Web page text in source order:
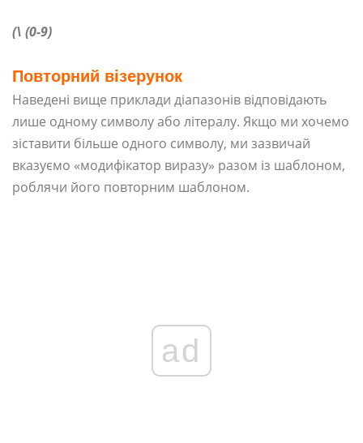
(\ (0-9)
Повторний візерунок
Наведені вище приклади діапазонів відповідають
лише одному символу або літералу. Якщо ми хочемо
зіставити більше одного символу, ми зазвичай
вказуємо «модифікатор виразу» разом із шаблоном,
роблячи його повторним шаблоном.
ad